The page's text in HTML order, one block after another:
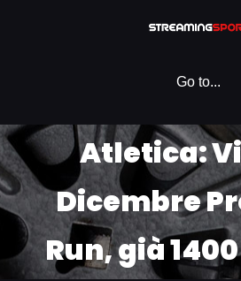
Go to...
Atletica:
Dicembre
Run, già